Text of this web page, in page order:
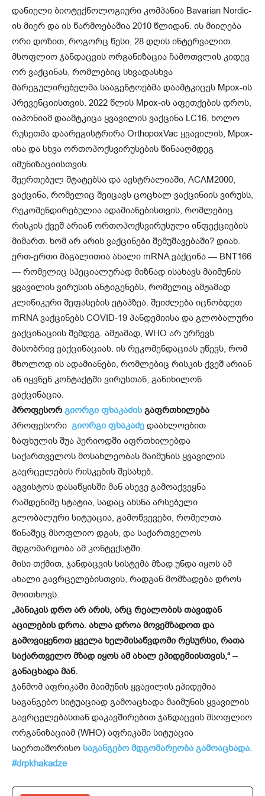
დანიელი ბიოტექნოლოგიური კომპანია Bavarian Nordic-
ის მიერ და ის წარმოებაშია 2010 წლიდან. ის მიიღება
ორი დოზით, როგორც წესი, 28 დღის ინტერვალით.
მსოფლიო ჯანდაცვის ორგანიზაცია ჩამოთვლის კიდევ
ორ ვაქცინას, რომლებიც სხვადასხვა
მარეგულირებელმა სააგენტოებმა დაამტკიცეს Mpox-ის
პრევენციისთვის. 2022 წლის Mpox-ის აფეთქების დროს,
იაპონიამ დაამტკიცა ყვავილის ვაქცინა LC16, ხოლო
რუსეთმა დაარეგისტრირა OrthopoxVac ყვავილის, Mpox-
ისა და სხვა ორთოპოქსვირუსების წინააღმდეგ
იმუნიზაციისთვის.
შეერთებულ შტატებსა და ავსტრალიაში, ACAM2000,
ვაქცინა, რომელიც შეიცავს ცოცხალ ვაქცინიის ვირუსს,
რეკომენდირებულია ადამიანებისთვის, რომლებიც
რისკის ქვეშ არიან ორთოპოქსვირუსული ინფექციების
მიმართ. ხომ არ არის ვაქცინები შემუშავებაში? დიახ.
ერთ-ერთი მაგალითია ახალი mRNA ვაქცინა — BNT166
— რომელიც სპეციალურად მიზნად ისახავს მაიმუნის
ყვავილის ვირუსის ანტიგენებს, რომელიც ამჟამად
კლინიკური შეფასების ეტაპზეა. შეიძლება იცნობდეთ
mRNA ვაქცინებს COVID-19 პანდემიისა და გლობალური
ვაქცინაციის შემდეგ. ამჟამად, WHO არ ურჩევს
მასობრივ ვაქცინაციას. ის რეკომენდაციას უწევს, რომ
მხოლოდ ის ადამიანები, რომლებიც რისკის ქვეშ არიან
ან იყვნენ კონტაქტში ვირუსთან, განიხილონ
ვაქცინაცია.
პროფესორგიორგი ფხაკაძისგაფრთხილება
პროფესორი გიორგი ფხაკაძე დაახლოებით
ზაფხულის შუა პერიოდში აფრთხილებდა
საქართველოს მოსახლეობას მაიმუნის ყვავილის
გავრცელების რისკების შესახებ.
აგვისტოს დასაწყისში მან ასევე გამოაქვეყნა
რამდენიმე სტატია, სადაც ახსნა არსებული
გლობალური სიტუაცია, გამოწვევები, რომელთა
წინაშეც მსოფლიო დგას, და საქართველოს
მდგომარეობა ამ კონტექსტში.
მისი თქმით, ჯანდაცვის სისტემა მზად უნდა იყოს ამ
ახალი გავრცელებისთვის, რადგან მომზადება დროს
მოითხოვს.
„პანიკის დრო არ არის, არც რეალობის თავიდან
აცილების დროა. ახლა დროა მოვემზადოთ და
გამოვიყენოთ ყველა ხელმისაწვდომი რესურსი, რათა
საქართველო მზად იყოს ამ ახალ ეპიდემიისთვის,“ –
განაცხადა მან.
ჯანმომ აფრიკაში მაიმუნის ყვავილის ეპიდემია
საგანგებო სიტუაციად გამოაცხადა მაიმუნის ყვავილის
გავრცელებასთან დაკავშირებით ჯანდაცვის მსოფლიო
ორგანიზაციამ (WHO) აფრიკაში სიტუაცია
საერთაშორისო საგანგებო მდგომარეობა გამოაცხადა.
#drpkhakadze